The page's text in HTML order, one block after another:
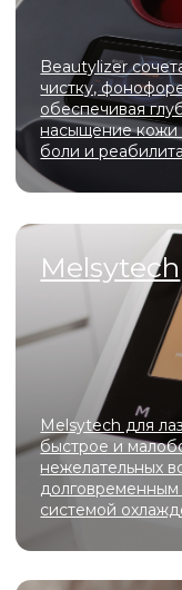
У нас вы сможете
красоту, сохранить
выразить свою
Мы ценим каждого
чтобы вы уходили от